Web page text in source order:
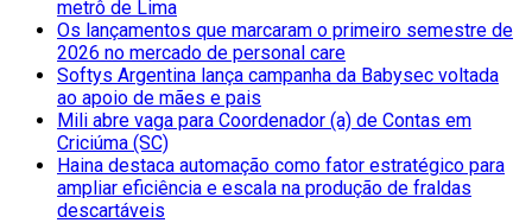
metrô de Lima
Os lançamentos que marcaram o primeiro semestre de
2026 no mercado de personal care
Softys Argentina lança campanha da Babysec voltada
ao apoio de mães e pais
Mili abre vaga para Coordenador (a) de Contas em
Criciúma (SC)
Haina destaca automação como fator estratégico para
ampliar eficiência e escala na produção de fraldas
descartáveis